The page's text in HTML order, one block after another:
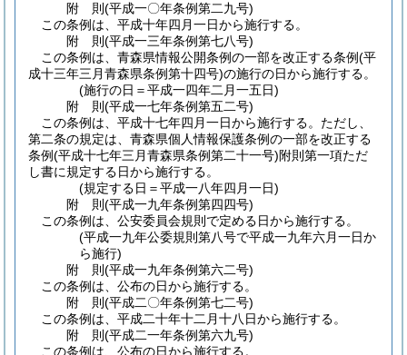
附 則(平成一〇年条例第二九号)
この条例は、平成十年四月一日から施行する。
附 則(平成一三年条例第七八号)
この条例は、青森県情報公開条例の一部を改正する条例(平
成十三年三月青森県条例第十四号)の施行の日から施行する。
(施行の日＝平成一四年二月一五日)
附 則(平成一七年条例第五二号)
この条例は、平成十七年四月一日から施行する。 ただし、
第二条の規定は、青森県個人情報保護条例の一部を改正する
条例(平成十七年三月青森県条例第二十一号)附則第一項ただ
し書に規定する日から施行する。
(規定する日＝平成一八年四月一日)
附 則(平成一九年条例第四四号)
この条例は、公安委員会規則で定める日から施行する。
(平成一九年公委規則第八号で平成一九年六月一日か
ら施行)
附 則(平成一九年条例第六二号)
この条例は、公布の日から施行する。
附 則(平成二〇年条例第七二号)
この条例は、平成二十年十二月十八日から施行する。
附 則(平成二一年条例第六九号)
この条例は、公布の日から施行する。